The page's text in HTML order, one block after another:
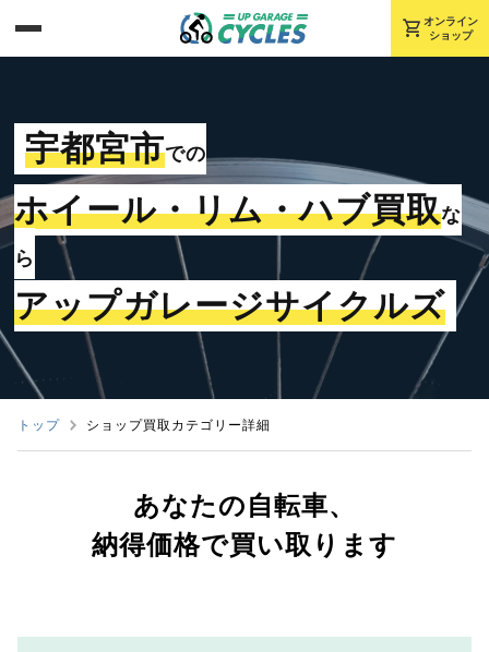
shopping_cart オンライン
ショップ
宇都宮市での
ホイール・リム・ハブ買取な
ら
アップガレージサイクルズ
トップ ショップ買取カテゴリー詳細
あなたの自転車、
納得価格で買い取ります